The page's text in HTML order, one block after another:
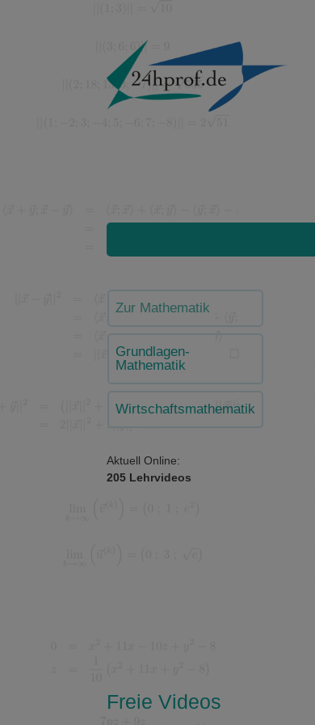
Zur Mathematik
Grundlagen-
Mathematik
Wirtschaftsmathematik
Aktuell Online:
205 Lehrvideos
Freie Videos